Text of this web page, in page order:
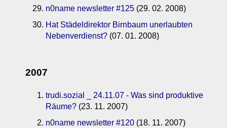
n0name newsletter #125 (29. 02. 2008)
Hat Städeldirektor Birnbaum unerlaubten
Nebenverdienst? (07. 01. 2008)
2007
trudi.sozial _ 24.11.07 - Was sind produktive
Räume? (23. 11. 2007)
n0name newsletter #120 (18. 11. 2007)